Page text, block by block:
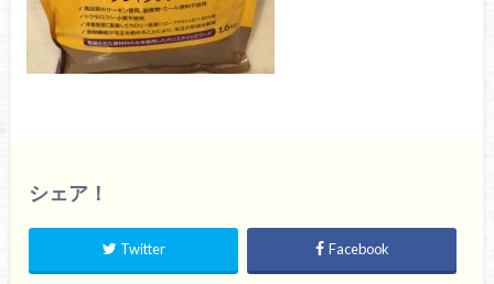
シェア！
Twitter Facebook